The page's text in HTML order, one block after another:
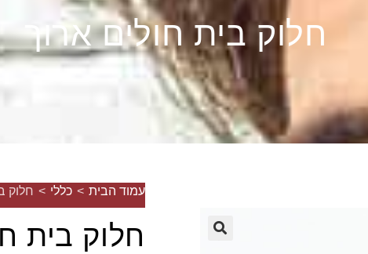
חלוק בית חולים ארוך
עמוד הבית > כללי > חלוק
חלוק בית